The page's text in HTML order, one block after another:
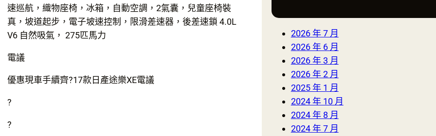
速巡航，織物座椅，冰箱，自動空調，2氣囊，兒童座椅裝
真，坡道起步，電子坡速控制，限滑差速器，後差速鎖 4.0L
V6 自然吸氣， 275匹馬力
電議
優惠現車手續齊?17款日產途樂XE電議
?
?
2026 年 7 月
2026 年 6 月
2026 年 3 月
2026 年 2 月
2025 年 1 月
2024 年 10 月
2024 年 8 月
2024 年 7 月